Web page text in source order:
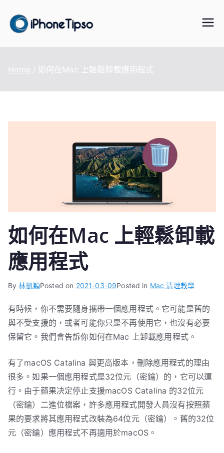
content
o
救援軟體
Home 如何在Mac 上輕鬆卸載應用程式
如何在Mac 上輕鬆卸載
應用程式
By林凱穎Posted on 2021-03-09Posted in Mac 清理教學
有時候，你不需要隨身攜帶一個應用程式。它可能是舊的
與不受支援的，或者可能你只是不再使用它，也沒有必要
保留它。我們會告訴你如何在Mac 上卸載應用程式。
有了macOS Catalina 與更高版本，刪除應用程式的理由
很多。如果一個應用程式是32位元（密鑰）的，它可以運
行。由于蘋果决定停止支援macOS Catalina 的32位元
（密鑰）二進位檔案，許多應用程式開發人員沒有按照蘋
果的要求將其應用程式改裝為64位元（密鑰）。舊的32位
元（密鑰）應用程式不再適用於macOS。